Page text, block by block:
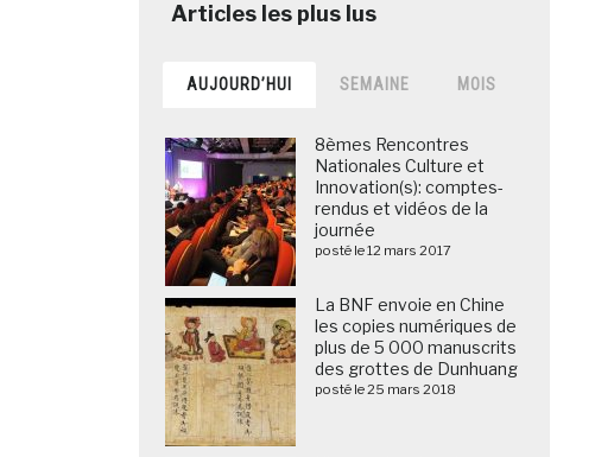
AUJOURD’HUI SEMAINE MOIS
8èmes Rencontres
Nationales Culture et
Innovation(s): comptes-
rendus et vidéos de la
journée
posté le 12 mars 2017
La BNF envoie en Chine
les copies numériques de
plus de 5 000 manuscrits
des grottes de Dunhuang
posté le 25 mars 2018